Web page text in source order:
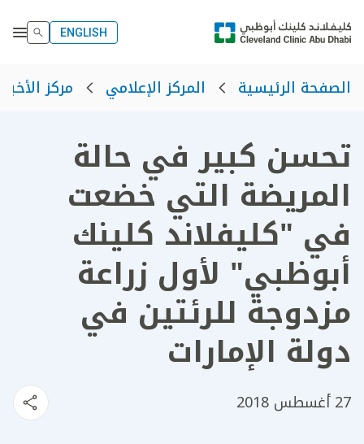
ENGLISH
الصفحة الرئيسية المركز الإعلامي مركز الأخبار
تحسن كبير في حالة
المريضة التي خضعت
في "كليفلاند كلينك
أبوظبي" لأول زراعة
مزدوجة للرئتين في
دولة الإمارات
27 أغسطس 2018